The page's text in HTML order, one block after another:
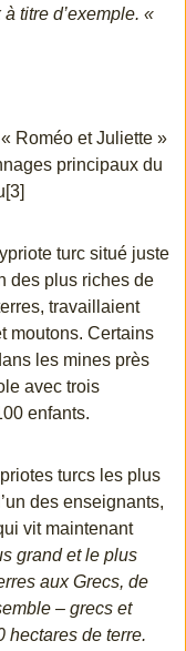
titre d’exemple. «
Roméo et Juliette »
principaux du
turc situé juste
des plus riches de
travaillaient
moutons. Certains
les mines près
avec trois
enfants.
turcs les plus
des enseignants,
vit maintenant
grand et le plus
aux Grecs, de
– grecs et
hectares de terre.